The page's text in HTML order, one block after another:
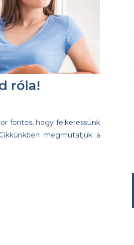
róla!
fontos, hogy felkeressünk
megmutatjuk a